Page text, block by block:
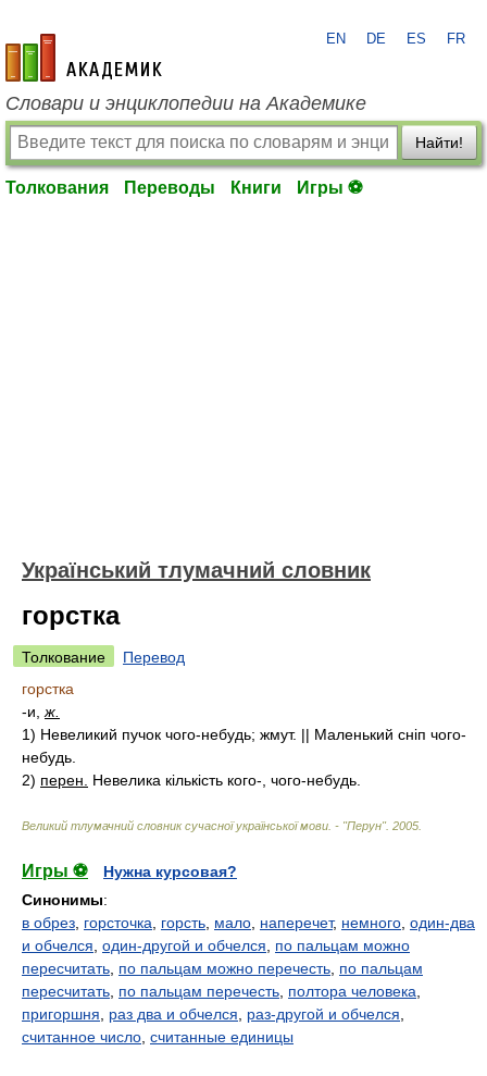
academic.ru
EN DE ES FR
Словари и энциклопедии на Академике
Найти!
Толкования Переводы Книги Игры ⚽
Український тлумачний словник
горстка
Толкование
Перевод
горстка
-и, ж.
1) Невеликий пучок чого-небудь; жмут. || Маленький сніп чого-
небудь.
2) перен. Невелика кількість кого-, чого-небудь.
Великий тлумачний словник сучасної української мови. - "Перун". 2005
Игры ⚽
Нужна курсовая?
Синонимы:
в обрез горсточка горсть мало наперечет, немного один-два
и обчелся один-другой и обчелся
по пальцам можно
пересчитать по пальцам можно перечесть по пальцам
пересчитать по пальцам перечесть полтора человека
пригоршня
раз два и обчелся раз-другой и обчелся
считанное число считанные единицы